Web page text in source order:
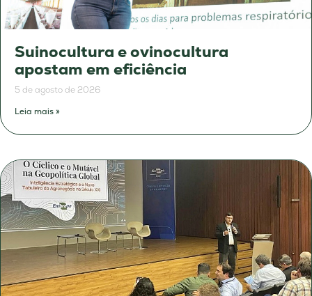
Suinocultura e ovinocultura
apostam em eficiência
5 de agosto de 2026
Leia mais »